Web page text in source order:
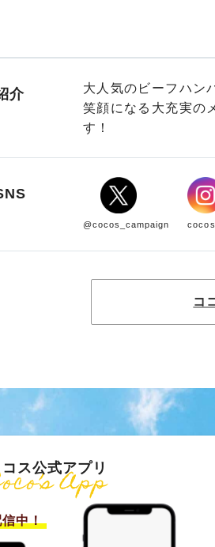
介
大人気のビーフハン
笑顔になる大充実の
す！
@cocos_campaign
コ
コス公式アプリ
App
中！